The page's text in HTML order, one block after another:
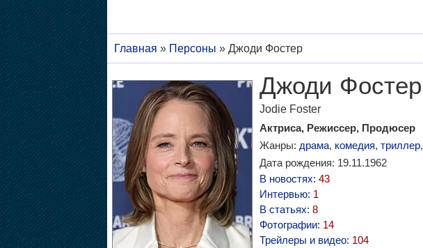
Главная » Персоны » Джоди Фостер
Джоди Фостер
Jodie Foster
Актриса, Режиссер, Продюсер
Жанры: драма, комедия, триллер,
Дата рождения: 19.11.1962
В новостях: 43
Интервью: 1
В статьях: 8
Фотографии: 14
Трейлеры и видео: 104